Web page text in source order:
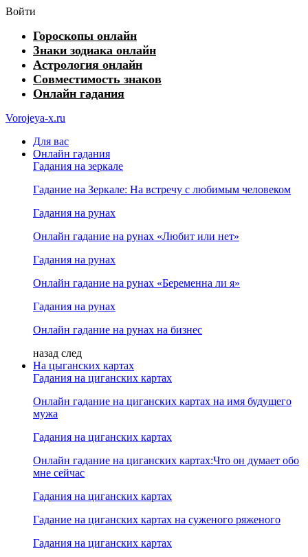
Войти
Гороскопы онлайн
Знаки зодиака онлайн
Астрология онлайн
Совместимость знаков
Онлайн гадания
Vorojeya-x.ru
Для вас
Онлайн гадания
Гадания на зеркале
Гадание на Зеркале: На встречу с любимым человеком
Гадания на рунах
Онлайн гадание на рунах «Любит или нет»
Гадания на рунах
Онлайн гадание на рунах «Беременна ли я»
Гадания на рунах
Онлайн гадание на рунах на бизнес
назад след
На цыганских картах
Гадания на циганских картах
Онлайн гадание на циганских картах на имя будущего
мужа
Гадания на циганских картах
Онлайн гадание на циганских картах:Что он думает обо
мне сейчас
Гадания на циганских картах
Гадание на циганских картах на суженого ряженого
Гадания на циганских картах